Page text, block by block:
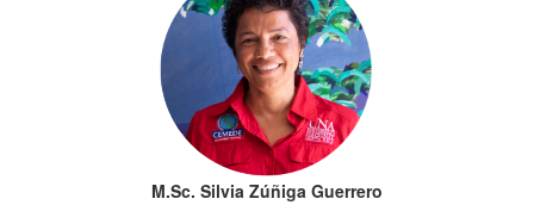
M.Sc. Silvia Zúñiga Guerrero